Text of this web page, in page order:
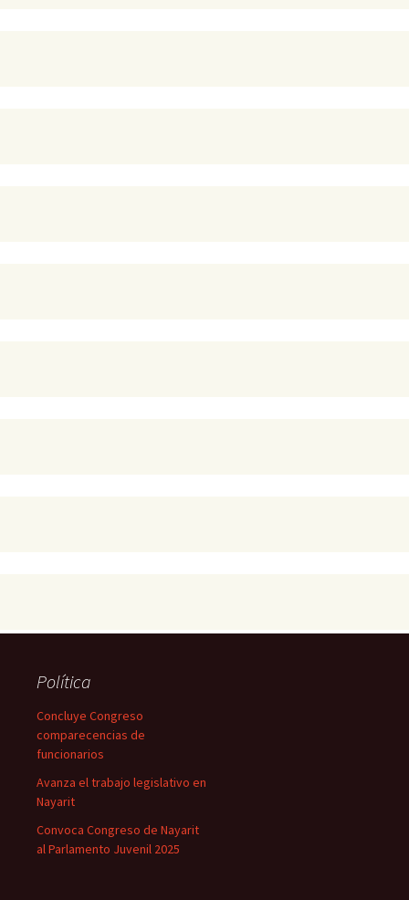
Política
Concluye Congreso
comparecencias de
funcionarios
Avanza el trabajo legislativo en
Nayarit
Convoca Congreso de Nayarit
al Parlamento Juvenil 2025